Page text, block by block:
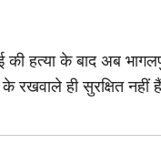
की हत्या के बाद अब
ही सुरक्षित नहीं